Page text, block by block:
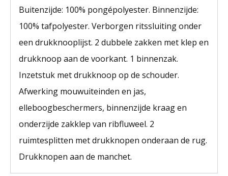
Buitenzijde: 100% pongépolyester. Binnenzijde:
100% tafpolyester. Verborgen ritssluiting onder
een drukknooplijst. 2 dubbele zakken met klep en
drukknoop aan de voorkant. 1 binnenzak.
Inzetstuk met drukknoop op de schouder.
Afwerking mouwuiteinden en jas,
elleboogbeschermers, binnenzijde kraag en
onderzijde zakklep van ribfluweel. 2
ruimtesplitten met drukknopen onderaan de rug.
Drukknopen aan de manchet.